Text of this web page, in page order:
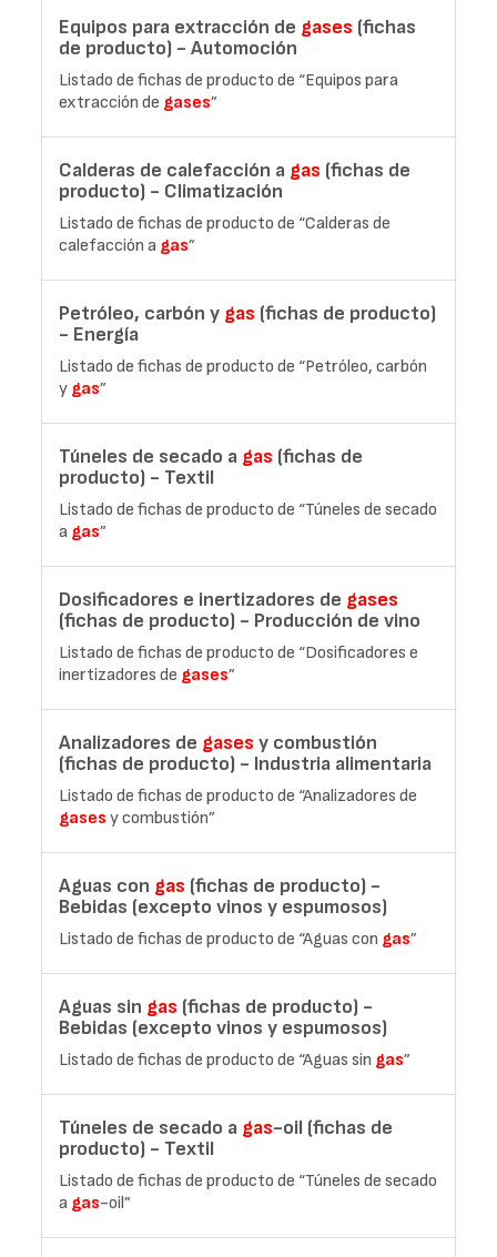
Equipos para extracción de gases (fichas
de producto) - Automoción
Listado de fichas de producto de “Equipos para
extracción de gases”
Calderas de calefacción a gas (fichas de
producto) - Climatización
Listado de fichas de producto de “Calderas de
calefacción a gas”
Petróleo, carbón y gas (fichas de producto)
- Energía
Listado de fichas de producto de “Petróleo, carbón
y gas”
Túneles de secado a gas (fichas de
producto) - Textil
Listado de fichas de producto de “Túneles de secado
a gas”
Dosificadores e inertizadores de gases
(fichas de producto) - Producción de vino
Listado de fichas de producto de “Dosificadores e
inertizadores de gases”
Analizadores de gases y combustión
(fichas de producto) - Industria alimentaria
Listado de fichas de producto de “Analizadores de
gases y combustión”
Aguas con gas (fichas de producto) -
Bebidas (excepto vinos y espumosos)
Listado de fichas de producto de “Aguas con gas”
Aguas sin gas (fichas de producto) -
Bebidas (excepto vinos y espumosos)
Listado de fichas de producto de “Aguas sin gas”
Túneles de secado a gas-oil (fichas de
producto) - Textil
Listado de fichas de producto de “Túneles de secado
a gas-oil”